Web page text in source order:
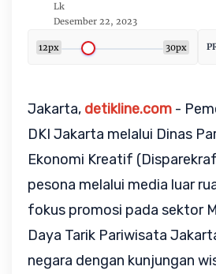
Lk
Desember 22, 2023
12px 30px
Jakarta, detikline.com -
DKI Jakarta melalui Dinas
Ekonomi Kreatif
pesona melalui media luar
fokus promosi pada sektor
Daya Tarik Pariwisata
negara dengan kunjungan